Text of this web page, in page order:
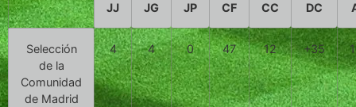
JJ JG JP CF CC DC
Selección
de la
Comunidad
de Madrid
4 4 0 47 12 +35